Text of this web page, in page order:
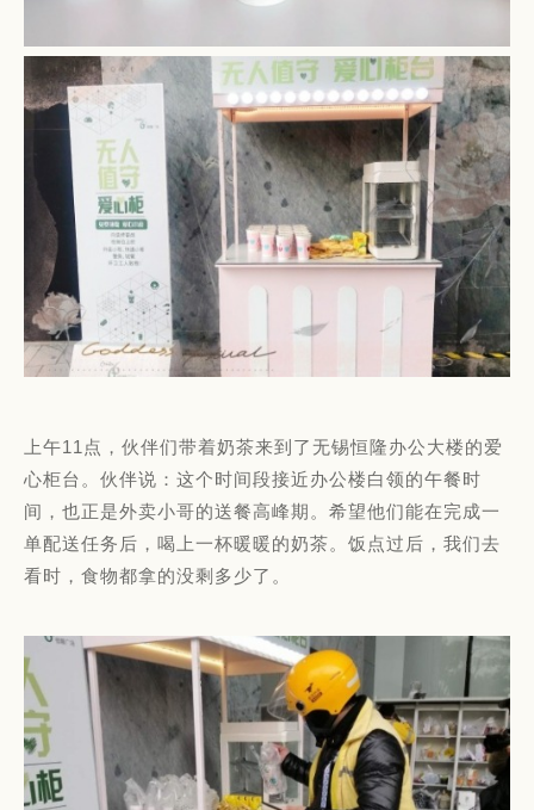
上午11点，伙伴们带着奶茶来到了无锡恒隆办公大楼的爱
心柜台。伙伴说：这个时间段接近办公楼白领的午餐时
间，也正是外卖小哥的送餐高峰期。希望他们能在完成一
单配送任务后，喝上一杯暖暖的奶茶。饭点过后，我们去
看时，食物都拿的没剩多少了。